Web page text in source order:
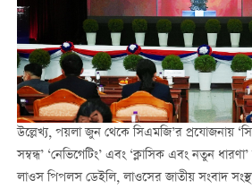
উল্লেখ্য, পয়লা জুন থেকে সিএমজি’র প্রযোজনায় ‘সি
সম্বন্ধ’ ‘নেভিগেটিং’ এবং ‘ক্লাসিক এবং নতুন
লাওস পিপলস ডেইলি, লাওসের জাতীয় সংবাদ